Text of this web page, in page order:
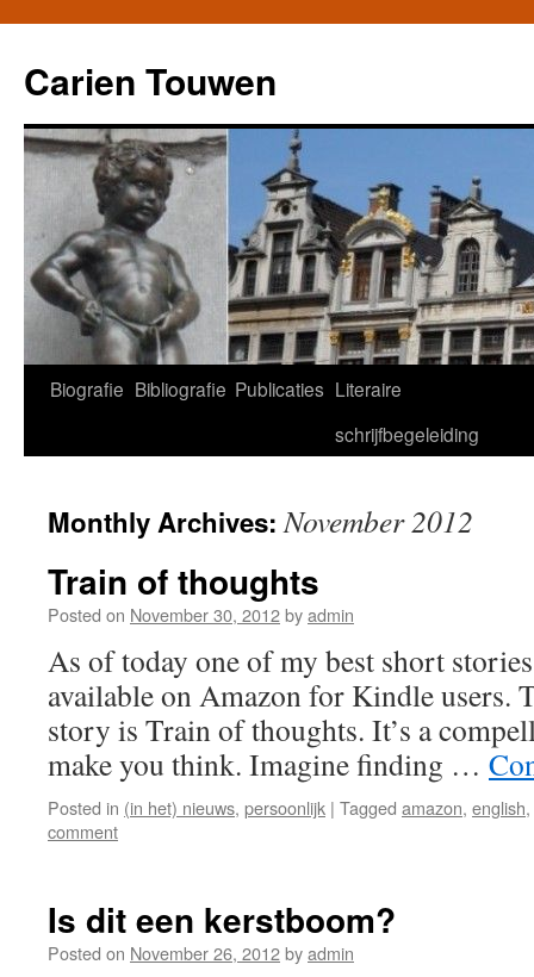
Carien Touwen
Skip
Biografie Bibliografie Publicaties Literaire
schrijfbegeleiding
Monthly Archives:November 2012
Train of thoughts
Posted on November 30, 2012byadmin
As of today one of my best short
available on Amazon for Kindle users.
story is Train of thoughts. It’s a
make you think. Imagine finding …
Posted in (in het) nieuws, persoonlijk | Tagged amazon, english,
comment
Is dit een kerstboom?
Posted on November 26, 2012byadmin